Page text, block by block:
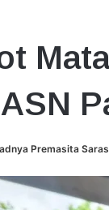
Premasita